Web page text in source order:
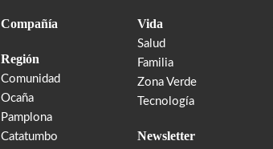
Compañía
Región
Comunidad
Ocaña
Pamplona
Catatumbo
Vida
Salud
Familia
Zona Verde
Tecnología
Newsletter